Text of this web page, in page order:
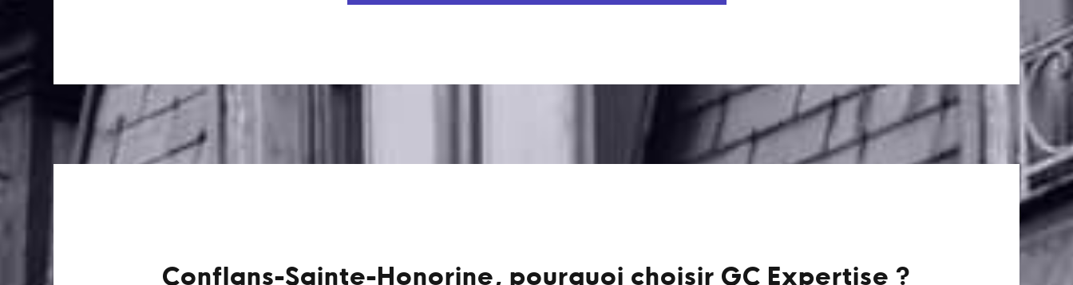
Conflans-Sainte-Honorine, pourquoi choisir GC Expertise ?